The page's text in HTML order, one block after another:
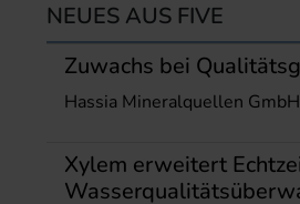
NEUES AUS FIVE
Zuwachs bei
Hassia Mineralquellen GmbH
Xylem erweitert